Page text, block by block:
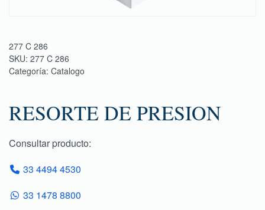
277 C 286
SKU: 277 C 286
Categoría: Catalogo
RESORTE DE PRESION
Consultar producto:
33 4494 4530
33 1478 8800